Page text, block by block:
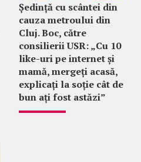
Ședință cu scântei din
cauza metroului din
Cluj. Boc, către
consilierii USR: „Cu 10
like-uri pe internet și
mamă, mergeți acasă,
explicați la soție cât de
bun ați fost astăzi”